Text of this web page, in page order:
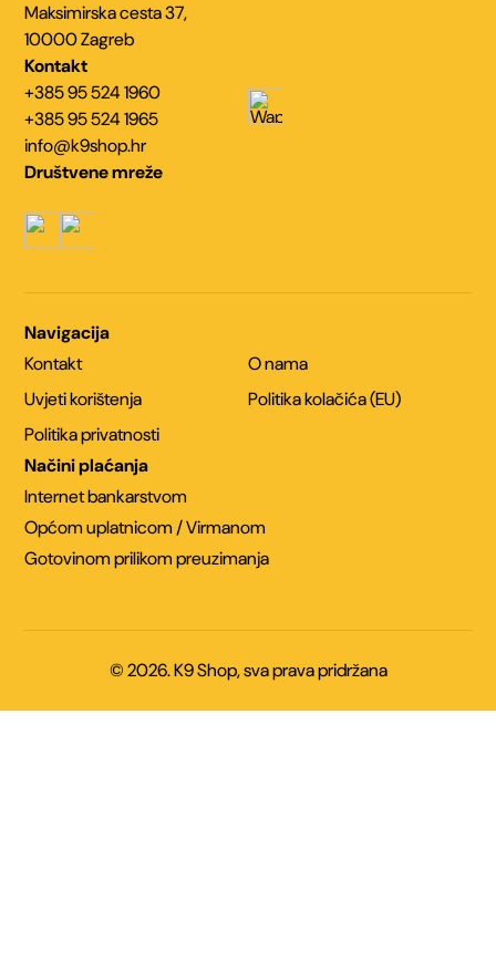
Maksimirska cesta 37,
10000 Zagreb
Kontakt
+385 95 524 1960
+385 95 524 1965
info@k9shop.hr
Navigacija
Kontakt
O nama
Uvjeti korištenja
Politika kolačića (EU)
Politika privatnosti
Načini plaćanja
Internet bankarstvom
Općom uplatnicom / Virmanom
Gotovinom prilikom preuzimanja
Društvene mreže
© 2026. K9 Shop, sva prava pridržana